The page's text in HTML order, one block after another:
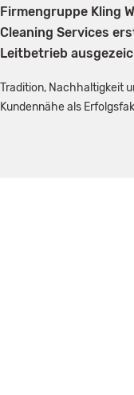
Firmengruppe Kling
Cleaning Services
Leitbetrieb
Tradition, Nachhaltigkeit
Kundennähe als